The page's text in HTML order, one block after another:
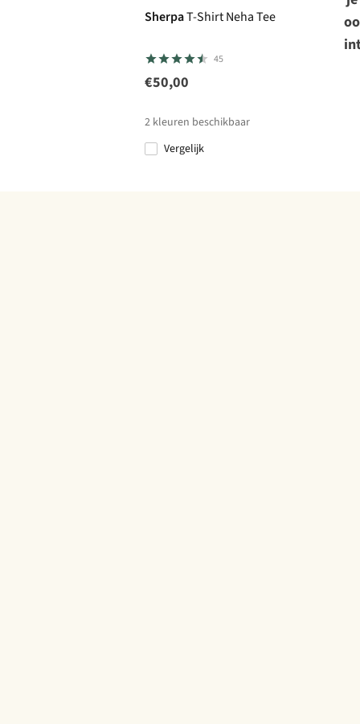
SherpaT-Shirt Neha Tee
45
€50,00
2 kleuren beschikbaar
Vergelijk